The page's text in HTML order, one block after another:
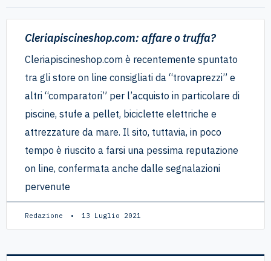
Cleriapiscineshop.com: affare o truffa?
Cleriapiscineshop.com è recentemente spuntato
tra gli store on line consigliati da “trovaprezzi” e
altri “comparatori” per l’acquisto in particolare di
piscine, stufe a pellet, biciclette elettriche e
attrezzature da mare. Il sito, tuttavia, in poco
tempo è riuscito a farsi una pessima reputazione
on line, confermata anche dalle segnalazioni
pervenute
Redazione 13 Luglio 2021